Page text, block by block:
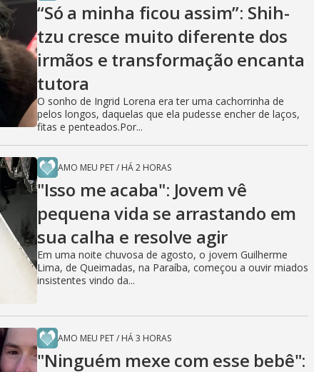
“Só a minha ficou assim”: Shih-
tzu cresce muito diferente dos
irmãos e transformação encanta
tutora
O sonho de Ingrid Lorena era ter uma cachorrinha de
pelos longos, daquelas que ela pudesse encher de laços,
fitas e penteados.Por...
AMO MEU PET/ HÁ 2 HORAS
"Isso me acaba": Jovem vê
pequena vida se arrastando em
sua calha e resolve agir
Em uma noite chuvosa de agosto, o jovem Guilherme
Lima, de Queimadas, na Paraíba, começou a ouvir miados
insistentes vindo da...
AMO MEU PET/ HÁ 3 HORAS
"Ninguém mexe com esse bebê":